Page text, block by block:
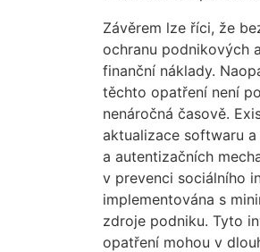
Závěrem lze říci, že
ochranu podnikových
finanční náklady.
těchto opatření není
nenáročná časově.
aktualizace softwaru
a autentizačních
v prevenci sociálního
implementována s
zdroje podniku. Tyto
opatření mohou v